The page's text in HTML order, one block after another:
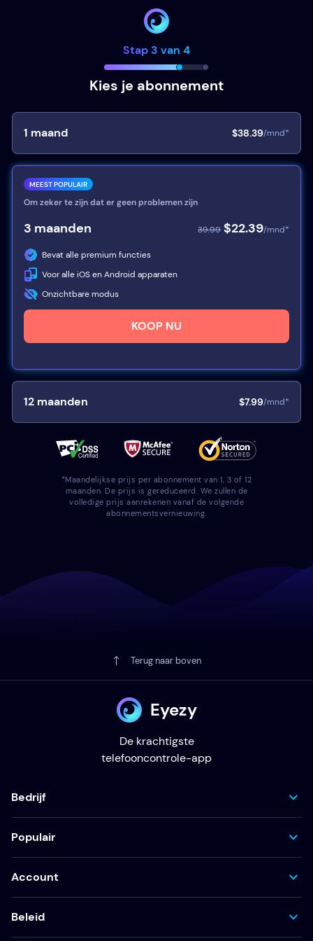
Stap 3 van 4
Kies je abonnement
1 maand $38.39/mnd*
MEEST POPULAIR
Om zeker te zijn dat er geen problemen zijn
3 maanden 39.99 $22.39/mnd*
Bevat alle premium functies
Voor alle iOS en Android apparaten
Onzichtbare modus
KOOP NU
12 maanden $7.99/mnd*
*Maandelijkse prijs per abonnement van 1, 3 of 12
maanden. De prijs is gereduceerd. We zullen de
volledige prijs aanrekenen vanaf de volgende
abonnementsvernieuwing.
Terug naar boven
Eyezy
De krachtigste
telefooncontrole-app
Bedrijf
Populair
Account
Beleid